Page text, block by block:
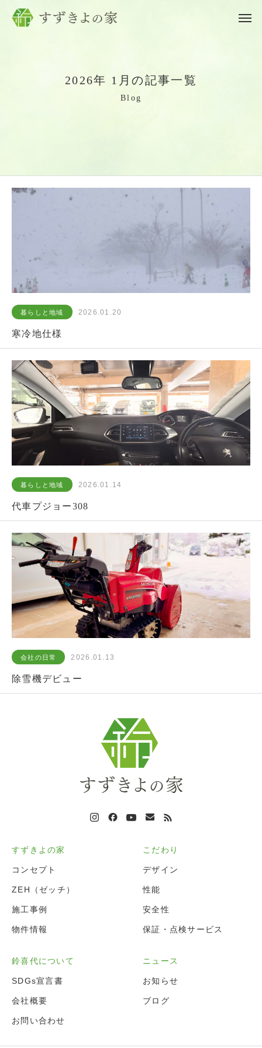
2026年 1 月の記事一 覧
Bl og
暮らしと地域 2026.01.20
寒冷地仕様
暮らしと地域 2026.01.14
代車プジョー308
会社の日常 2026.01.13
除雪機デビュー
すずきよの家
コンセプト
ZEH（ゼッチ）
施工事例
物件情報
こだわり
デザイン
性能
安全性
保証・点検サービス
鈴喜代について
SDGs宣言書
会社概要
お問い合わせ
ニュース
お知らせ
ブログ